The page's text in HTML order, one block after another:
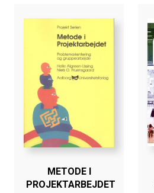
METODE I
PROJEKTARBEJDET